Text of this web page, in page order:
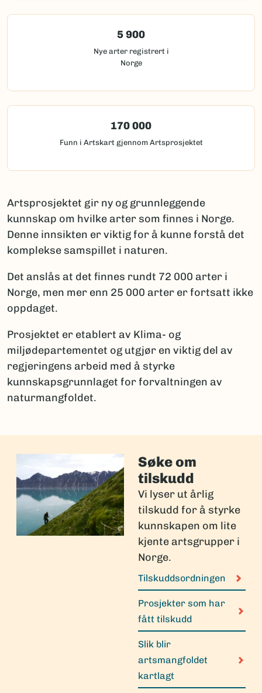
5 900
Nye arter registrert i
Norge
170 000
Funn i Artskart gjennom Artsprosjektet
Artsprosjektet gir ny og grunnleggende
kunnskap om hvilke arter som finnes i Norge.
Denne innsikten er viktig for å kunne forstå det
komplekse samspillet i naturen.
Det anslås at det finnes rundt 72 000 arter i
Norge, men mer enn 25 000 arter er fortsatt ikke
oppdaget.
Prosjektet er etablert av Klima- og
miljødepartementet og utgjør en viktig del av
regjeringens arbeid med å styrke
kunnskapsgrunnlaget for forvaltningen av
naturmangfoldet.
Søke om
tilskudd
Vi lyser ut årlig
tilskudd for å styrke
kunnskapen om lite
kjente artsgrupper i
Norge.
Tilskuddsordningen
Prosjekter som har
fått tilskudd
Slik blir
artsmangfoldet
kartlagt